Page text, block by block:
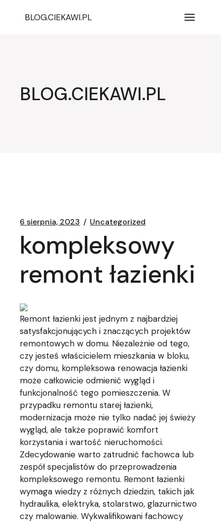
BLOG.CIEKAWI.PL
BLOG.CIEKAWI.PL
6 sierpnia, 2023 Uncategorized
kompleksowy
remont łazienki
Remont łazienki jest jednym z najbardziej
satysfakcjonujących i znaczących projektów
remontowych w domu. Niezależnie od tego,
czy jesteś właścicielem mieszkania w bloku,
czy domu, kompleksowa renowacja łazienki
może całkowicie odmienić wygląd i
funkcjonalność tego pomieszczenia. W
przypadku remontu starej łazienki,
modernizacja może nie tylko nadać jej świeży
wygląd, ale także poprawić komfort
korzystania i wartość nieruchomości.
Zdecydowanie warto zatrudnić fachowca lub
zespół specjalistów do przeprowadzenia
kompleksowego remontu. Remont łazienki
wymaga wiedzy z różnych dziedzin, takich jak
hydraulika, elektryka, stolarstwo, glazurnictwo
czy malowanie. Wykwalifikowani fachowcy